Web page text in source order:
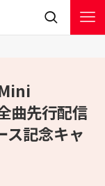
先行配信
ス記念キャ